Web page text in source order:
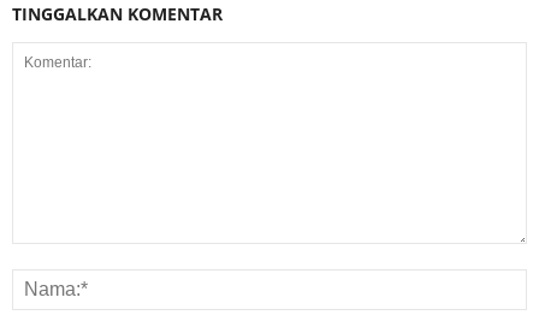
TINGGALKAN KOMENTAR